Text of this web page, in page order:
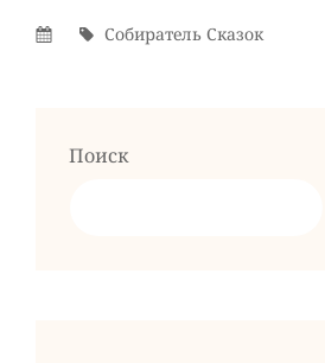
Опубликовано
Автор
Собиратель Сказок
Поиск